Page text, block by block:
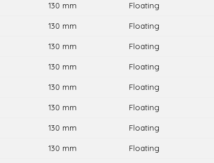
130 mm Floating
130 mm Floating
130 mm Floating
130 mm Floating
130 mm Floating
130 mm Floating
130 mm Floating
130 mm Floating